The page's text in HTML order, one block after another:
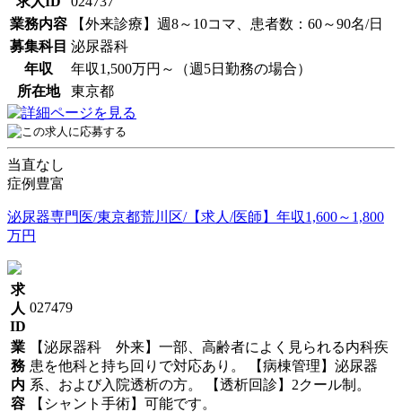
業務内容
【外来診療】週8～10コマ、患者数：60～90名/日
募集科目 泌尿器科
年収
年収1,500万円～（週5日勤務の場合）
所在地
東京都
当直なし
症例豊富
泌尿器専門医/東京都荒川区/【求人/医師】年収1,600～1,800
万円
求
人
ID
027479
業
務
内
容
【泌尿器科 外来】一部、高齢者によく見られる内科疾
患を他科と持ち回りで対応あり。 【病棟管理】泌尿器
系、および入院透析の方。 【透析回診】2クール制。
【シャント手術】可能です。